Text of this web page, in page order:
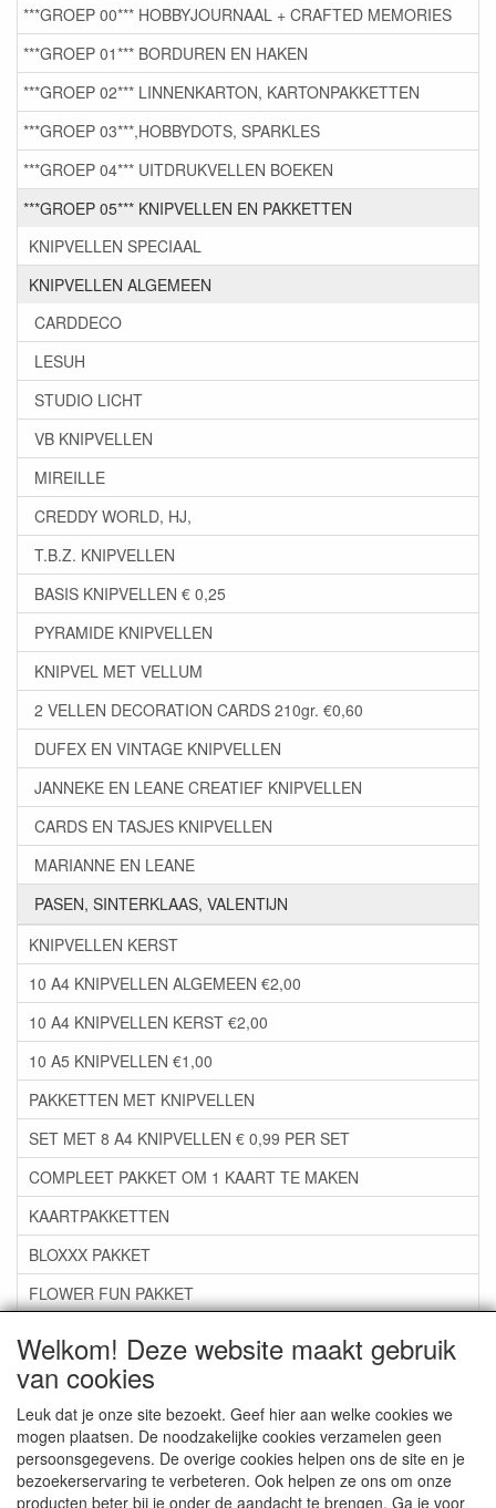
Welkom! Deze website maakt gebruik
van cookies
Leuk dat je onze site bezoekt. Geef hier aan welke cookies we
mogen plaatsen. De noodzakelijke cookies verzamelen geen
persoonsgegevens. De overige cookies helpen ons de site en je
bezoekerservaring te verbeteren. Ook helpen ze ons om onze
producten beter bij je onder de aandacht te brengen. Ga je voor
***GROEP 00*** HOBBYJOURNAAL + CRAFTED MEMORIES
***GROEP 01*** BORDUREN EN HAKEN
***GROEP 02*** LINNENKARTON, KARTONPAKKETTEN
***GROEP 03***,HOBBYDOTS, SPARKLES
***GROEP 04*** UITDRUKVELLEN BOEKEN
***GROEP 05*** KNIPVELLEN EN PAKKETTEN
KNIPVELLEN SPECIAAL
KNIPVELLEN ALGEMEEN
CARDDECO
LESUH
STUDIO LICHT
VB KNIPVELLEN
MIREILLE
CREDDY WORLD, HJ,
T.B.Z. KNIPVELLEN
BASIS KNIPVELLEN € 0,25
PYRAMIDE KNIPVELLEN
KNIPVEL MET VELLUM
2 VELLEN DECORATION CARDS 210gr. €0,60
DUFEX EN VINTAGE KNIPVELLEN
JANNEKE EN LEANE CREATIEF KNIPVELLEN
CARDS EN TASJES KNIPVELLEN
MARIANNE EN LEANE
PASEN, SINTERKLAAS, VALENTIJN
KNIPVELLEN KERST
10 A4 KNIPVELLEN ALGEMEEN €2,00
10 A4 KNIPVELLEN KERST €2,00
10 A5 KNIPVELLEN €1,00
PAKKETTEN MET KNIPVELLEN
SET MET 8 A4 KNIPVELLEN € 0,99 PER SET
COMPLEET PAKKET OM 1 KAART TE MAKEN
KAARTPAKKETTEN
BLOXXX PAKKET
FLOWER FUN PAKKET
***GROEP 06*** TAPE/LIJM SNIJMALLEN STEMPELS
***GROEP 07*** KAARTEN +SCRAP TOEBEHOREN
***GROEP 08*** TEKENEN EN KLEUREN, GELPEN,MARKER
***GROEP 09*** KRALEN EN TOEBEHOREN
***GROEP 10*** WENSKAARTEN MET ENV. €0,75